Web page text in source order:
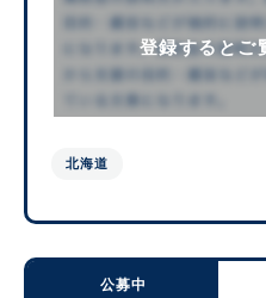
登録するとご
北海道
公募中